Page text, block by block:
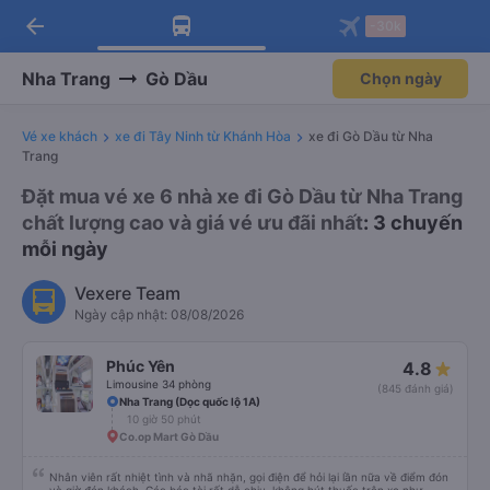
Tải app Vexere ngay!
Nhận ưu đãi thành viên độc
Mở app
Tải app Vexere
-30k/ghế khi đặt vé máy bay qua
Mở app
arrow_back
Nha Trang Gò Dầu Chọn ngày
Vé xe khách xe đi Tây Ninh từ Khánh Hòa
xe đi Gò Dầu từ Nha
Trang
Đặt mua vé xe 6 nhà xe đi Gò Dầu từ Nha Trang
chất lượng cao và giá vé ưu đãi nhất: 3 chuyến
mỗi ngày
Vexere Team
Ngày cập nhật: 08/08/2026
Phúc Yên
Limousine 34 phòng
4.8
(845 đánh giá)
Nha Trang (Dọc quốc lộ 1A)
10 giờ 50 phút
Co.op Mart Gò Dầu
Nhân viên rất nhiệt tình và nhã nhặn, gọi điện để hỏi lại lần nữa về điểm đón